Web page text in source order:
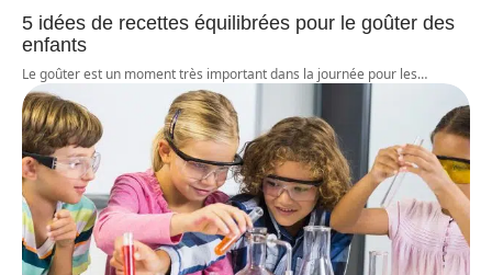
5 idées de recettes équilibrées pour le goûter des
enfants
Le goûter est un moment très important dans la journée pour les…